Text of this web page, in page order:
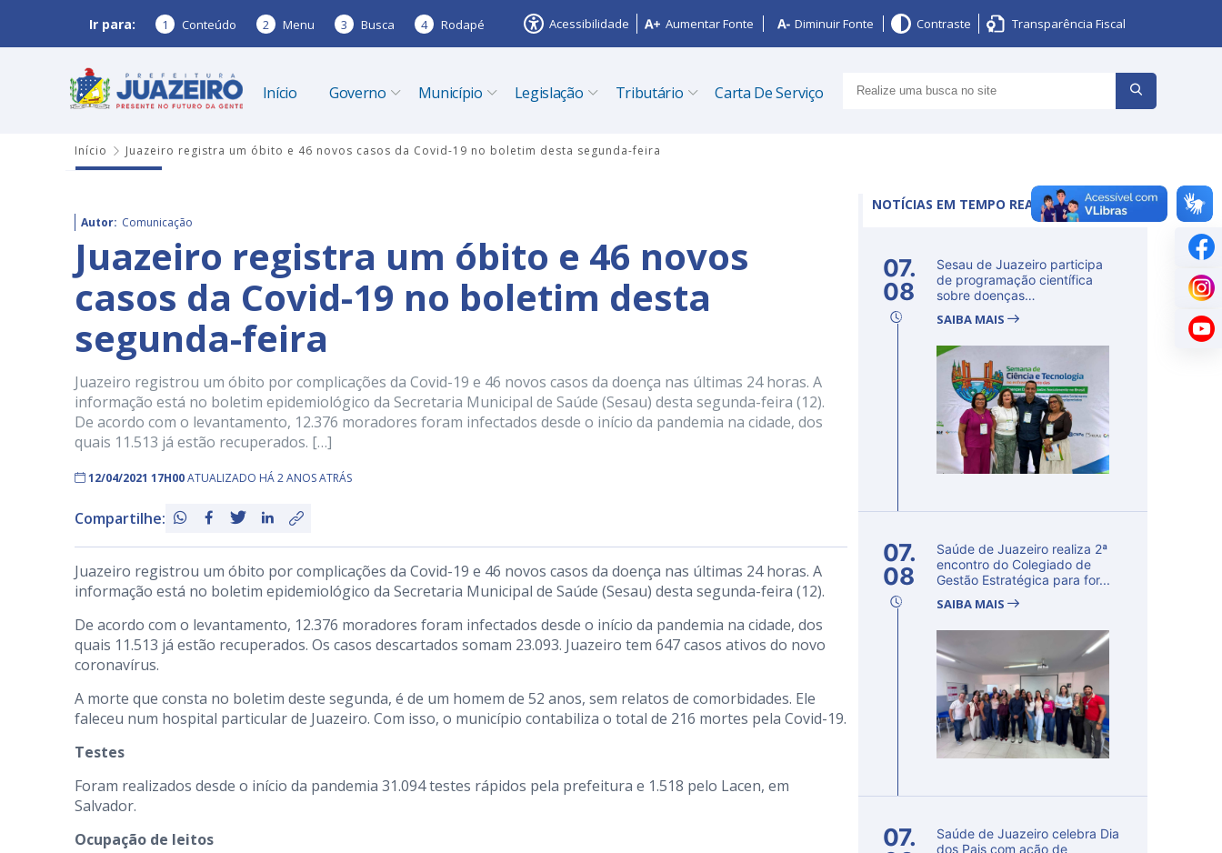
Ir para: 1 Conteúdo 2 Menu 3 Busca 4 Rodapé Acessibilidade Aumentar Fonte Diminuir Fonte Contraste Transparência Fiscal
Início Governo Município Legislação Tributário Carta De Serviço
Início Juazeiro registra um óbito e 46 novos casos da Covid-19 no boletim desta segunda-feira
Autor: Comunicação
Juazeiro registra um óbito e 46 novos
casos da Covid-19 no boletim desta
segunda-feira
Juazeiro registrou um óbito por complicações da Covid-19 e 46 novos casos da doença nas últimas 24 horas. A
informação está no boletim epidemiológico da Secretaria Municipal de Saúde (Sesau) desta segunda-feira (12).
De acordo com o levantamento, 12.376 moradores foram infectados desde o início da pandemia na cidade, dos
quais 11.513 já estão recuperados. […]
12/04/2021 17H00ATUALIZADO HÁ 2 ANOS ATRÁS
Compartilhe:
Juazeiro registrou um óbito por complicações da Covid-19 e 46 novos casos da doença nas últimas 24 horas. A
informação está no boletim epidemiológico da Secretaria Municipal de Saúde (Sesau) desta segunda-feira (12).
De acordo com o levantamento, 12.376 moradores foram infectados desde o início da pandemia na cidade, dos
quais 11.513 já estão recuperados. Os casos descartados somam 23.093. Juazeiro tem 647 casos ativos do novo
coronavírus.
A morte que consta no boletim deste segunda, é de um homem de 52 anos, sem relatos de comorbidades. Ele
faleceu num hospital particular de Juazeiro. Com isso, o município contabiliza o total de 216 mortes pela Covid-19.
Testes
Foram realizados desde o início da pandemia 31.094 testes rápidos pela prefeitura e 1.518 pelo Lacen, em
Salvador.
Ocupação de leitos
NOTÍCIAS EM TEMPO REAL
07.
08
Sesau de Juazeiro participa
de programação científica
sobre doenças
SAIBA MAIS
07.
08
Saúde de Juazeiro realiza 2ª
encontro do Colegiado de
Gestão Estratégica para for...
SAIBA MAIS
07.
Saúde de Juazeiro celebra Dia
dos Pais com ação de